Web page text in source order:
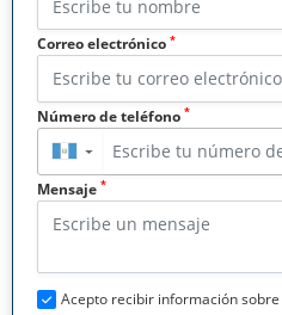
Correo electrónico *
Número de teléfono *
▼
Mensaje *
Acepto recibir información